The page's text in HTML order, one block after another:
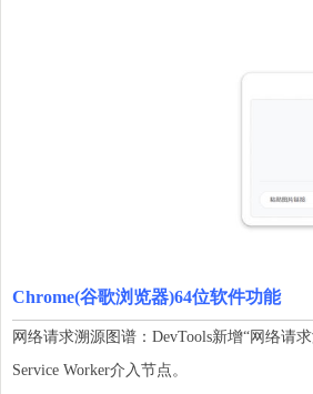
Chrome(谷歌浏览器)64位软件功能
网络请求溯源图谱：DevTools新增“网络请
Service Worker介入节点。